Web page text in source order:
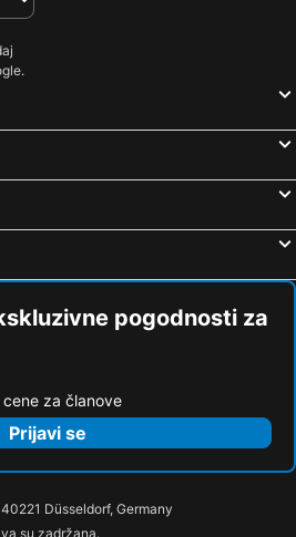
pogodnosti za
za članove
Prijavi se
Düsseldorf, Germany
su zadržana.